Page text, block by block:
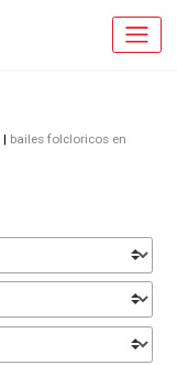
bailes folcloricos en